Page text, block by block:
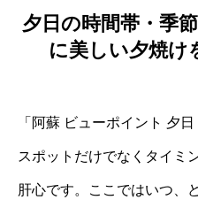
夕日の時間帯・季
に美しい夕焼け
「阿蘇 ビューポイント 夕
スポットだけでなくタイミ
肝心です。ここではいつ、